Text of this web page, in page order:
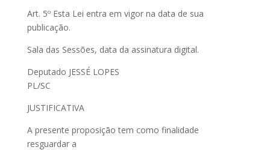
Art. 5º Esta Lei entra em vigor na data de sua
publicação.
Sala das Sessões, data da assinatura digital.
Deputado JESSÉ LOPES
PL/SC
JUSTIFICATIVA
A presente proposição tem como finalidade
resguardar a